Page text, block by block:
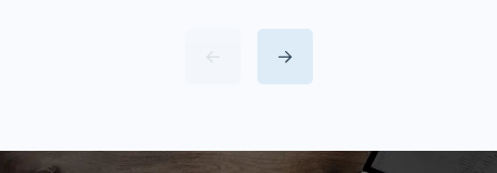
Servicio de Protección de la Naturaleza
(SEPRONA) de la Comandancia de
Cáceres han llevado a cabo
de la provincia de Cáceres relacionadas